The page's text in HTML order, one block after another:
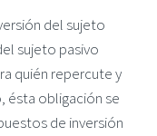
del sujeto
sujeto pasivo
quién repercute y
ésta obligación se
de inversión